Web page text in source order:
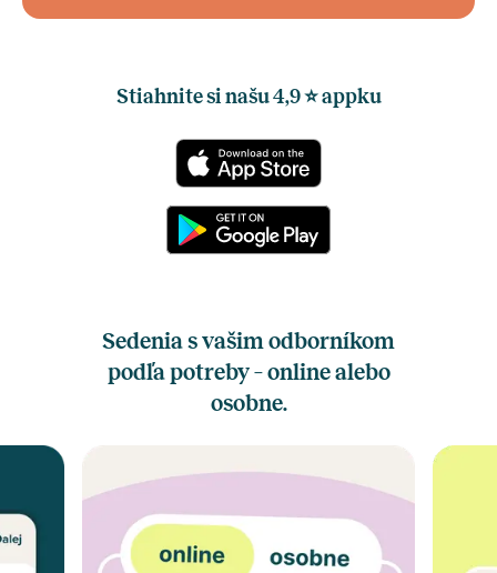
Stiahnite si našu ️4,9 ⭐️ appku
Sedenia s vašim odborníkom
podľa potreby – online alebo
osobne.